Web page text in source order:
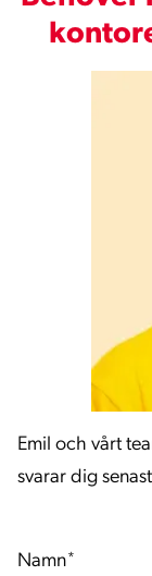
Emil och vårt
svarar dig
Namn*